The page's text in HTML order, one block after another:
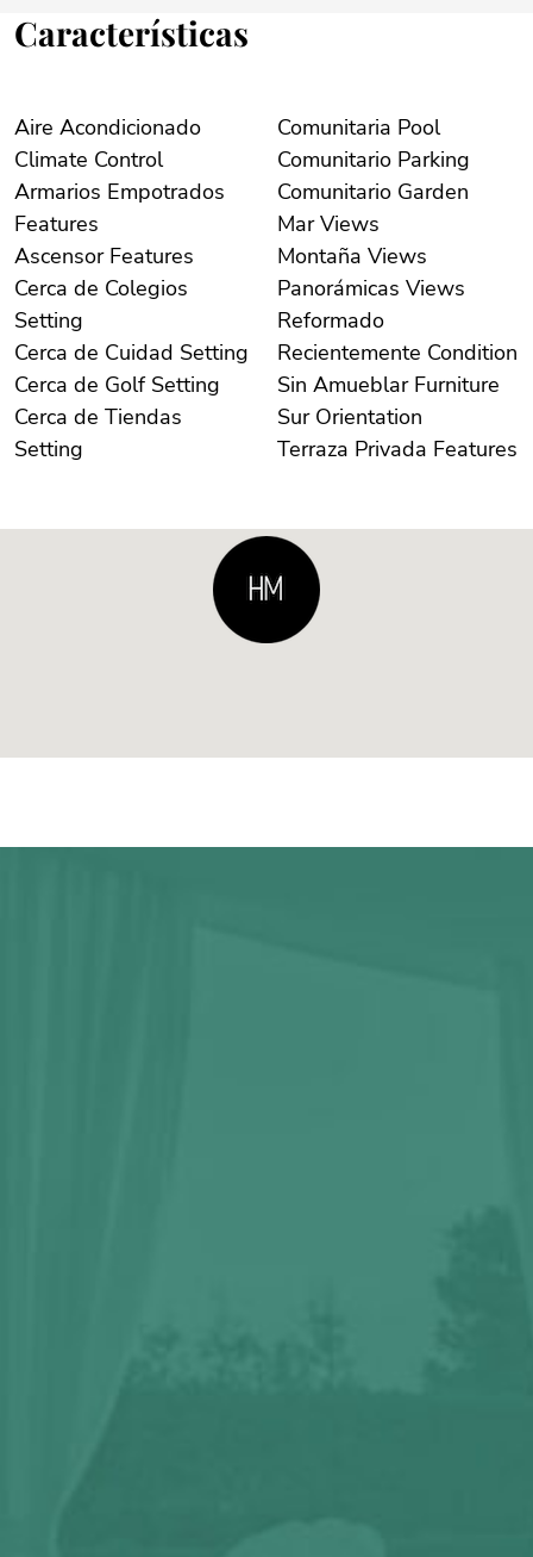
Características
Aire Acondicionado
Climate Control
Armarios Empotrados
Features
Ascensor Features
Cerca de Colegios
Setting
Cerca de Cuidad Setting
Cerca de Golf Setting
Cerca de Tiendas
Setting
Comunitaria Pool
Comunitario Parking
Comunitario Garden
Mar Views
Montaña Views
Panorámicas Views
Reformado
Recientemente Condition
Sin Amueblar Furniture
Sur Orientation
Terraza Privada Features